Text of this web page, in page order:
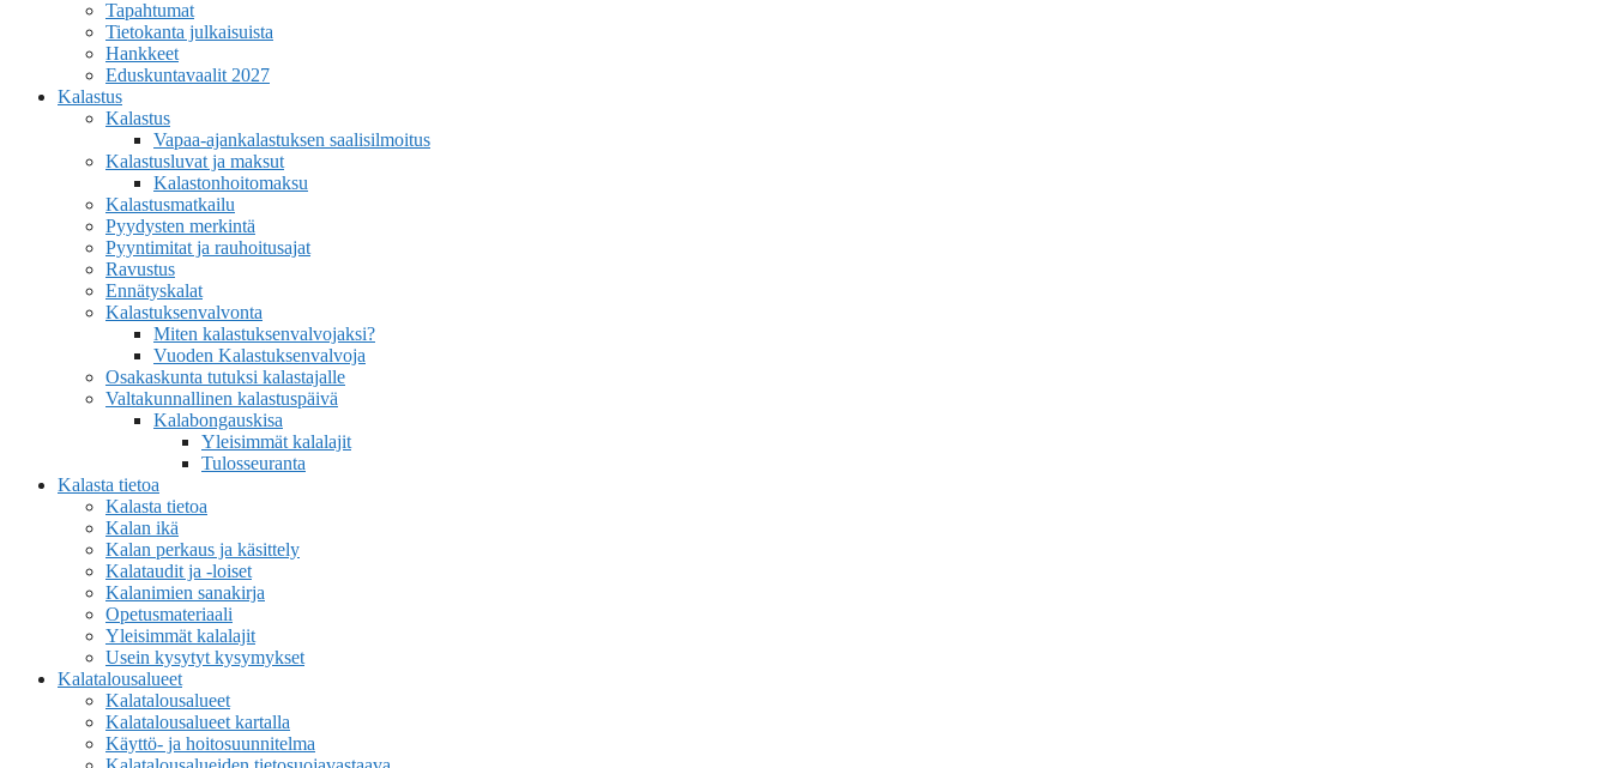
Tapahtumat
Tietokanta julkaisuista
Hankkeet
Eduskuntavaalit 2027
Kalastus
Kalastus
Vapaa-ajankalastuksen saalisilmoitus
Kalastusluvat ja maksut
Kalastonhoitomaksu
Kalastusmatkailu
Pyydysten merkintä
Pyyntimitat ja rauhoitusajat
Ravustus
Ennätyskalat
Kalastuksenvalvonta
Miten kalastuksenvalvojaksi?
Vuoden Kalastuksenvalvoja
Osakaskunta tutuksi kalastajalle
Valtakunnallinen kalastuspäivä
Kalabongauskisa
Yleisimmät kalalajit
Tulosseuranta
Kalasta tietoa
Kalasta tietoa
Kalan ikä
Kalan perkaus ja käsittely
Kalataudit ja -loiset
Kalanimien sanakirja
Opetusmateriaali
Yleisimmät kalalajit
Usein kysytyt kysymykset
Kalatalousalueet
Kalatalousalueet
Kalatalousalueet kartalla
Käyttö- ja hoitosuunnitelma